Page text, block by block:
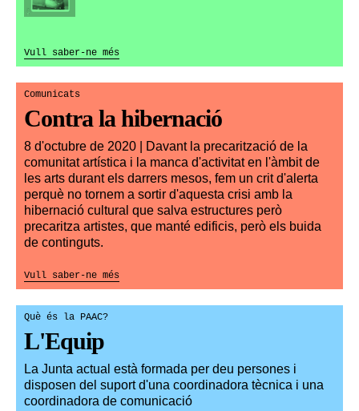
Vull saber-ne més
Comunicats
Contra la hibernació
8 d'octubre de 2020 | Davant la precarització de la
comunitat artística i la manca d'activitat en l'àmbit de
les arts durant els darrers mesos, fem un crit d'alerta
perquè no tornem a sortir d'aquesta crisi amb la
hibernació cultural que salva estructures però
precaritza artistes, que manté edificis, però els buida
de continguts.
Vull saber-ne més
Què és la PAAC?
L'Equip
La Junta actual està formada per deu persones i
disposen del suport d'una coordinadora tècnica i una
coordinadora de comunicació